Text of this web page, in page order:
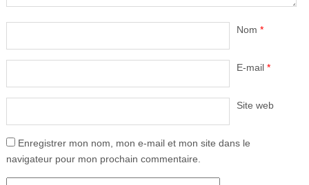
Nom *
E-mail *
Site web
Enregistrer mon nom, mon e-mail et mon site dans le
navigateur pour mon prochain commentaire.